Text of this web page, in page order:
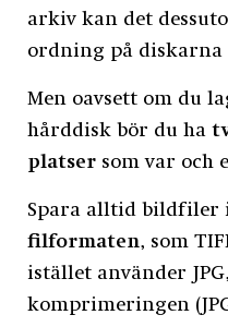
arkiv kan det
ordning på diskarna
Men oavsett om du
hårddisk bör du ha
platser som var och
Spara alltid bildfiler
filformaten, som
istället använder
komprimeringen